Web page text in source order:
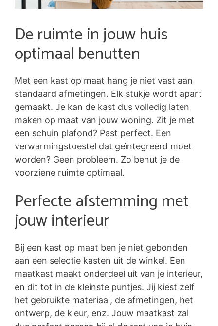
De ruimte in jouw huis
optimaal benutten
Met een kast op maat hang je niet vast aan
standaard afmetingen. Elk stukje wordt apart
gemaakt. Je kan de kast dus volledig laten
maken op maat van jouw woning. Zit je met
een schuin plafond? Past perfect. Een
verwarmingstoestel dat geïntegreerd moet
worden? Geen probleem. Zo benut je de
voorziene ruimte optimaal.
Perfecte afstemming met
jouw interieur
Bij een kast op maat ben je niet gebonden
aan een selectie kasten uit de winkel. Een
maatkast maakt onderdeel uit van je interieur,
en dit tot in de kleinste puntjes. Jij kiest zelf
het gebruikte materiaal, de afmetingen, het
ontwerp, de kleur, enz. Jouw maatkast zal